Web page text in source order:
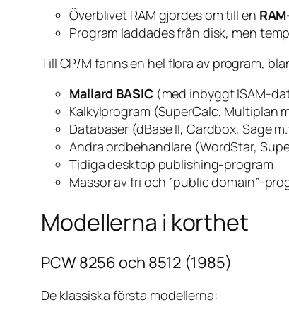
Överblivet RAM gjordes om till en
Program laddades från disk, men
Till CP/M fanns en hel flora av program,
Mallard BASIC(med inbyggt ISAM-
Kalkylprogram (SuperCalc, Multiplan
Databaser (dBase II, Cardbox, Sage
Andra ordbehandlare (WordStar,
Tidiga desktop publishing-program
Massor av fri och ”public domain”-
Modellerna i korthet
PCW 8256 och 8512 (1985)
De klassiska första modellerna: